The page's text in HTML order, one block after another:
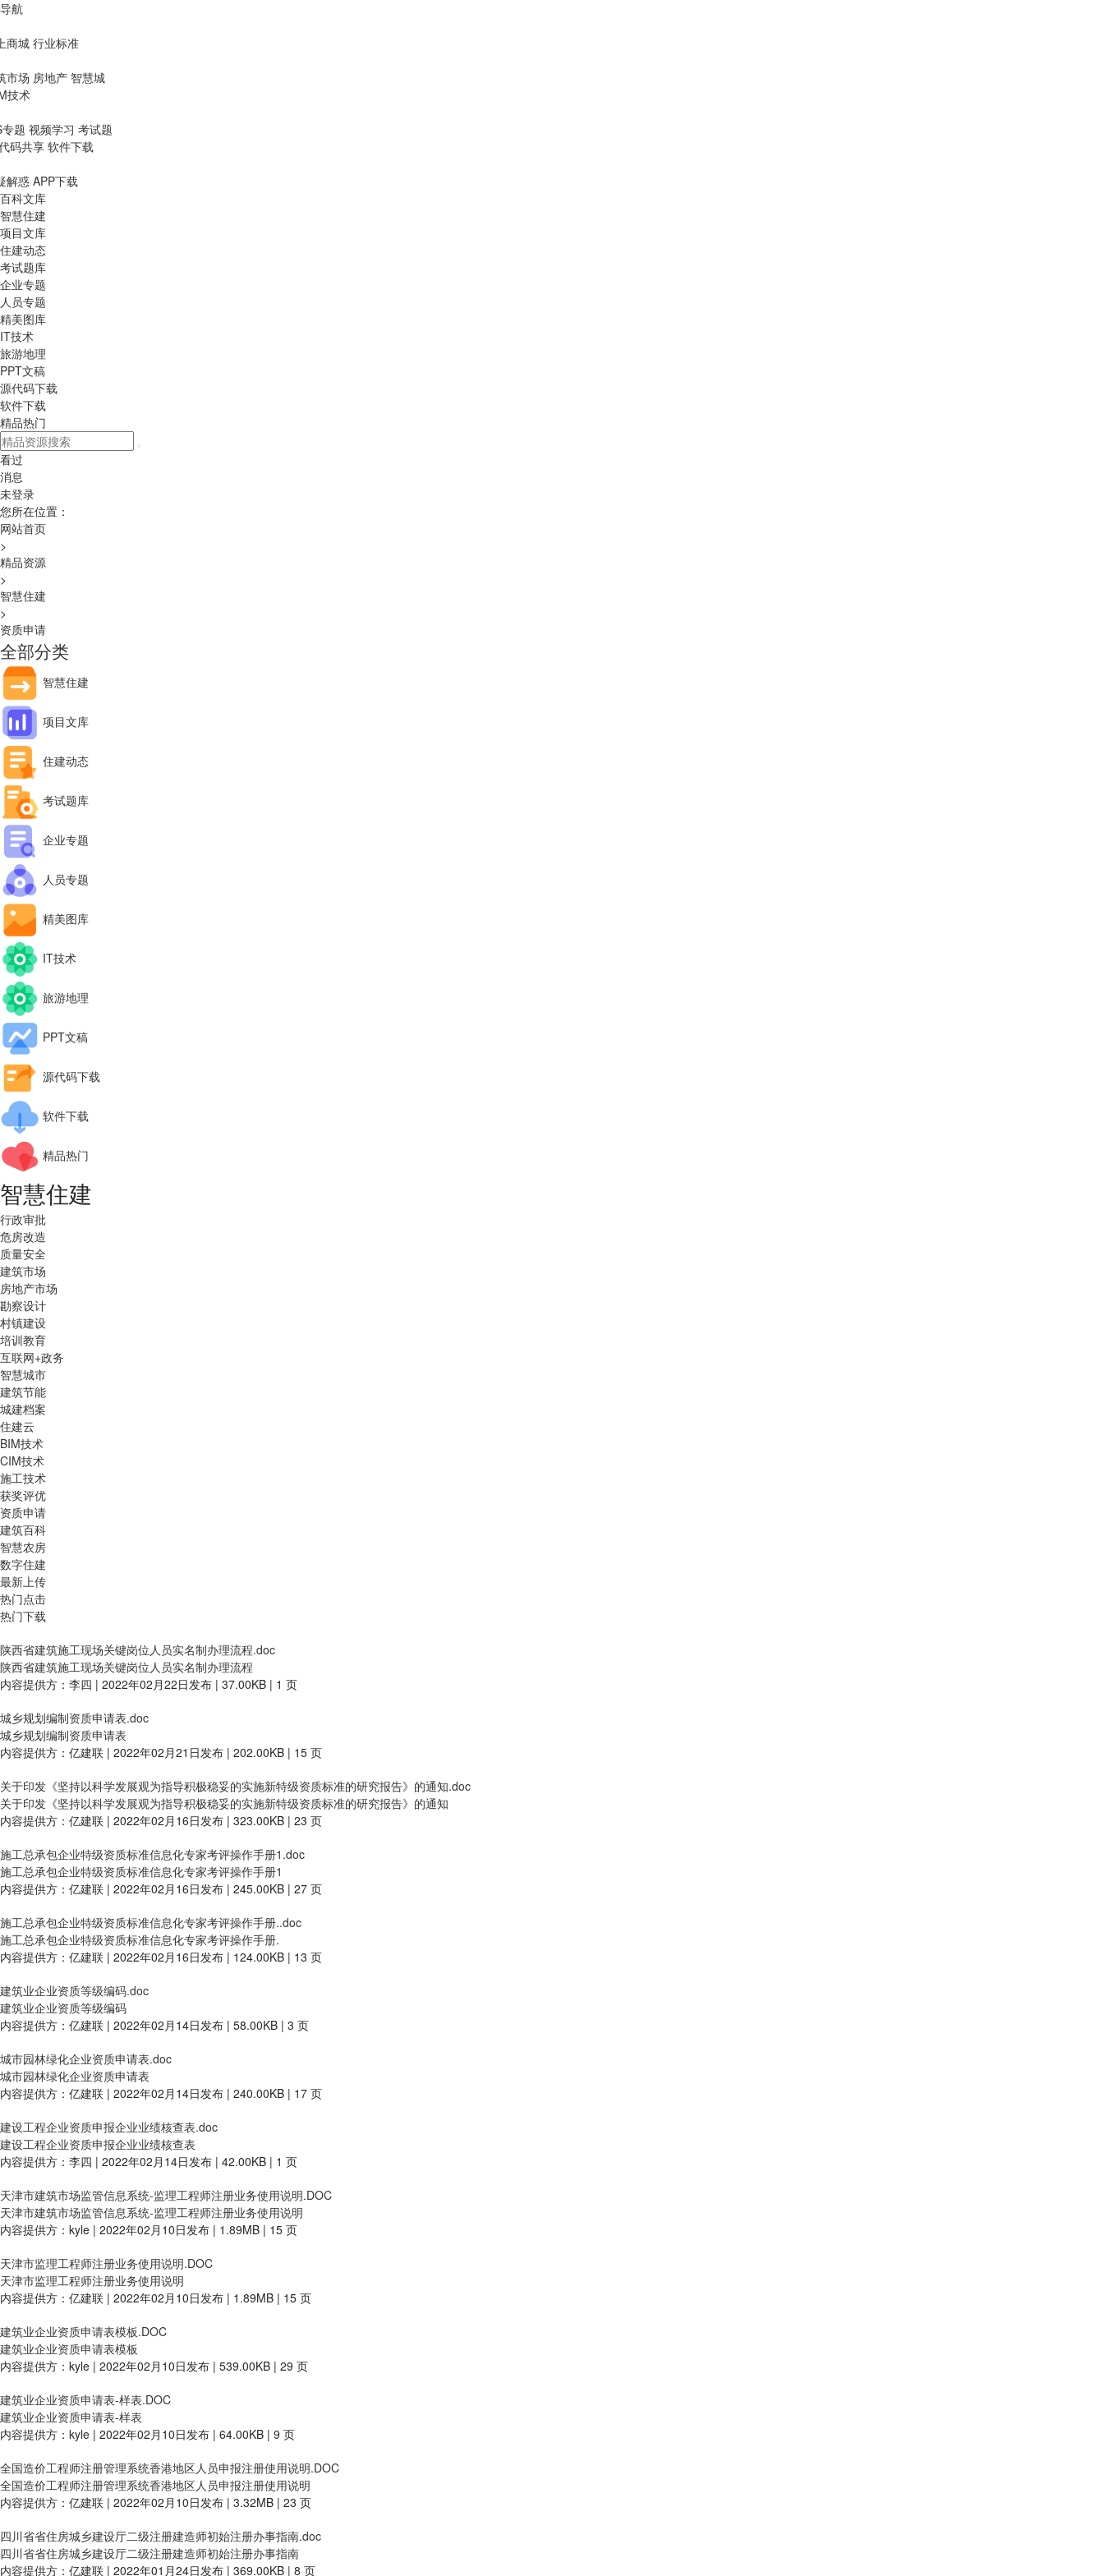
导航
商城 行业标准
市场 房地产 智慧城
技术
题 视频学习 考试题
码共享 软件下载
解惑 APP下载
百科文库
智慧住建
项目文库
住建动态
考试题库
企业专题
人员专题
精美图库
IT技术
旅游地理
PPT文稿
源代码下载
软件下载
精品热门
看过
消息
未登录
您所在位置：
网站首页
>
精品资源
>
智慧住建
>
资质申请
全部分类
智慧住建
项目文库
住建动态
考试题库
企业专题
人员专题
精美图库
IT技术
旅游地理
PPT文稿
源代码下载
软件下载
精品热门
智慧住建
行政审批
危房改造
质量安全
建筑市场
房地产市场
勘察设计
村镇建设
培训教育
互联网+政务
智慧城市
建筑节能
城建档案
住建云
BIM技术
CIM技术
施工技术
获奖评优
资质申请
建筑百科
智慧农房
数字住建
最新上传
热门点击
热门下载
陕西省建筑施工现场关键岗位人员实名制办理流程.doc
陕西省建筑施工现场关键岗位人员实名制办理流程
内容提供方：李四 | 2022年02月22日发布 | 37.00KB | 1 页
城乡规划编制资质申请表.doc
城乡规划编制资质申请表
内容提供方：亿建联 | 2022年02月21日发布 | 202.00KB | 15 页
关于印发《坚持以科学发展观为指导积极稳妥的实施新特级资质标准的研究报告》的通知.doc
关于印发《坚持以科学发展观为指导积极稳妥的实施新特级资质标准的研究报告》的通知
内容提供方：亿建联 | 2022年02月16日发布 | 323.00KB | 23 页
施工总承包企业特级资质标准信息化专家考评操作手册1.doc
施工总承包企业特级资质标准信息化专家考评操作手册1
内容提供方：亿建联 | 2022年02月16日发布 | 245.00KB | 27 页
施工总承包企业特级资质标准信息化专家考评操作手册..doc
施工总承包企业特级资质标准信息化专家考评操作手册.
内容提供方：亿建联 | 2022年02月16日发布 | 124.00KB | 13 页
建筑业企业资质等级编码.doc
建筑业企业资质等级编码
内容提供方：亿建联 | 2022年02月14日发布 | 58.00KB | 3 页
城市园林绿化企业资质申请表.doc
城市园林绿化企业资质申请表
内容提供方：亿建联 | 2022年02月14日发布 | 240.00KB | 17 页
建设工程企业资质申报企业业绩核查表.doc
建设工程企业资质申报企业业绩核查表
内容提供方：李四 | 2022年02月14日发布 | 42.00KB | 1 页
天津市建筑市场监管信息系统-监理工程师注册业务使用说明.DOC
天津市建筑市场监管信息系统-监理工程师注册业务使用说明
内容提供方：kyle | 2022年02月10日发布 | 1.89MB | 15 页
天津市监理工程师注册业务使用说明.DOC
天津市监理工程师注册业务使用说明
内容提供方：亿建联 | 2022年02月10日发布 | 1.89MB | 15 页
建筑业企业资质申请表模板.DOC
建筑业企业资质申请表模板
内容提供方：kyle | 2022年02月10日发布 | 539.00KB | 29 页
建筑业企业资质申请表-样表.DOC
建筑业企业资质申请表-样表
内容提供方：kyle | 2022年02月10日发布 | 64.00KB | 9 页
全国造价工程师注册管理系统香港地区人员申报注册使用说明.DOC
全国造价工程师注册管理系统香港地区人员申报注册使用说明
内容提供方：亿建联 | 2022年02月10日发布 | 3.32MB | 23 页
四川省省住房城乡建设厅二级注册建造师初始注册办事指南.doc
四川省省住房城乡建设厅二级注册建造师初始注册办事指南
内容提供方：亿建联 | 2022年01月24日发布 | 369.00KB | 8 页